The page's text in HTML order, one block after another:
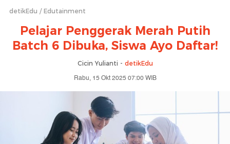
detikEdu Edutainment
Pelajar Penggerak Merah Putih
Batch 6 Dibuka, Siswa Ayo Daftar!
Cicin Yulianti - detikEdu
Rabu, 15 Okt 2025 07:00 WIB